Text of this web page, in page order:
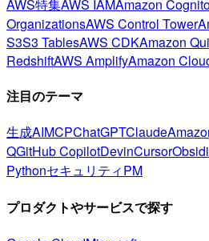
AWS特集AWS IAMAmazon
OrganizationsAWS Control Tower
S3S3 TablesAWS CDKAmazon
RedshiftAWS AmplifyAmazon
注目のテーマ
生成AIMCPChatGPTClaude
QGitHub CopilotDevinCursor
PythonセキュリティPM
プロダクトやサービスで探す